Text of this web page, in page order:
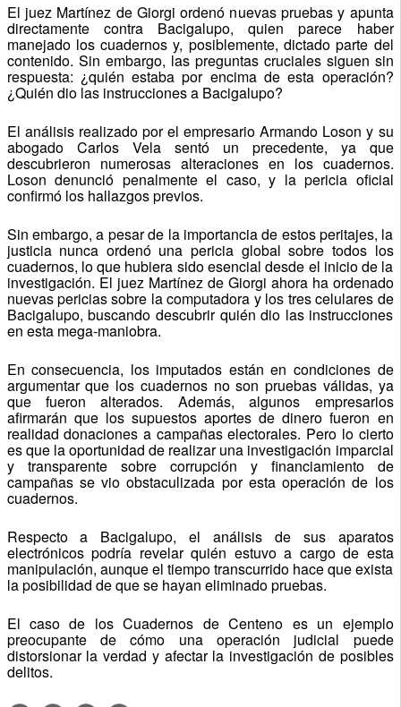
El juez Martínez de Giorgi ordenó nuevas pruebas y apunta
directamente contra Bacigalupo, quien parece haber
manejado los cuadernos y, posiblemente, dictado parte del
contenido. Sin embargo, las preguntas cruciales siguen sin
respuesta: ¿quién estaba por encima de esta operación?
¿Quién dio las instrucciones a Bacigalupo?
El análisis realizado por el empresario Armando Loson y su
abogado Carlos Vela sentó un precedente, ya que
descubrieron numerosas alteraciones en los cuadernos.
Loson denunció penalmente el caso, y la pericia oficial
confirmó los hallazgos previos.
Sin embargo, a pesar de la importancia de estos peritajes, la
justicia nunca ordenó una pericia global sobre todos los
cuadernos, lo que hubiera sido esencial desde el inicio de la
investigación. El juez Martínez de Giorgi ahora ha ordenado
nuevas pericias sobre la computadora y los tres celulares de
Bacigalupo, buscando descubrir quién dio las instrucciones
en esta mega-maniobra.
En consecuencia, los imputados están en condiciones de
argumentar que los cuadernos no son pruebas válidas, ya
que fueron alterados. Además, algunos empresarios
afirmarán que los supuestos aportes de dinero fueron en
realidad donaciones a campañas electorales. Pero lo cierto
es que la oportunidad de realizar una investigación imparcial
y transparente sobre corrupción y financiamiento de
campañas se vio obstaculizada por esta operación de los
cuadernos.
Respecto a Bacigalupo, el análisis de sus aparatos
electrónicos podría revelar quién estuvo a cargo de esta
manipulación, aunque el tiempo transcurrido hace que exista
la posibilidad de que se hayan eliminado pruebas.
El caso de los Cuadernos de Centeno es un ejemplo
preocupante de cómo una operación judicial puede
distorsionar la verdad y afectar la investigación de posibles
delitos.